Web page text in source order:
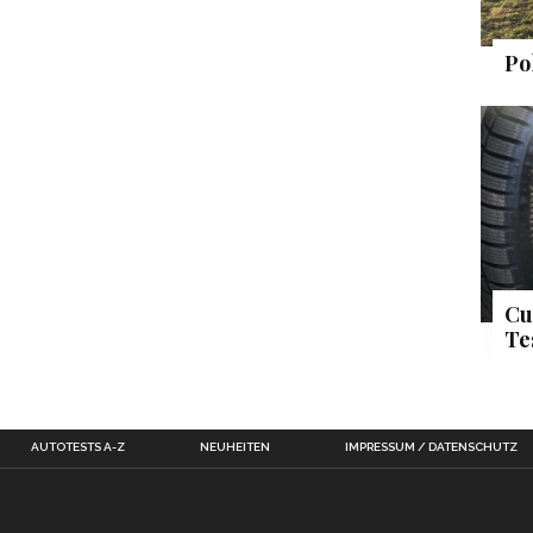
AUTOTESTS A-Z NEUHEITEN IMPRESSUM / DATENSCHUTZ